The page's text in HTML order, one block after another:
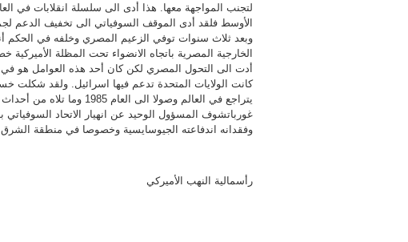
لتجنب المواجهة معها. هذا أدى الى سلسلة انقلابات في
وبعد ثلاث سنوات توفي الزعيم المصري وخلفه في الحكم
أدت الى التحول المصري لكن كان أحد هذه العوامل هو
كانت الولايات المتحدة تدعم فيها اسرائيل. ولقد شكلت
يتراجع في العالم وصولا
غورباتشوف المسؤول الوحيد عن انهيار الاتحاد
وفقدانه اندفاعته الجيوسايسية وخصوصا في منطقة
رأسمالية النهب الأميركي